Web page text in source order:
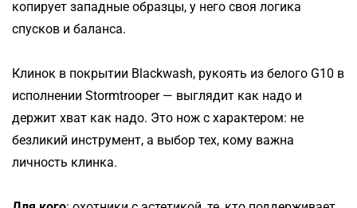
копирует западные образцы, у него своя логика
спусков и баланса.
Клинок в покрытии Blackwash, рукоять из белого G10 в
исполнении Stormtrooper — выглядит как надо и
держит хват как надо. Это нож с характером: не
безликий инструмент, а выбор тех, кому важна
личность клинка.